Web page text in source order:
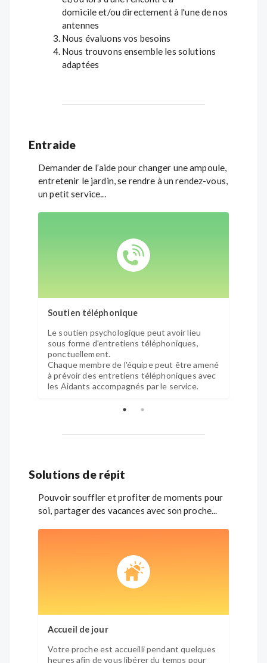
domicile et/ou directement à l'une de nos
antennes
Nous évaluons vos besoins
Nous trouvons ensemble les solutions
adaptées
Entraide
Demander de l’aide pour changer une ampoule,
entretenir le jardin, se rendre à un rendez-vous,
un petit service...
Soutien téléphonique
Le soutien psychologique peut avoir lieu
sous forme d'entretiens téléphoniques,
ponctuellement.
Chaque membre de l'équipe peut être amené
à prévoir des entretiens téléphoniques avec
les Aidants accompagnés par le service.
Solutions de répit
Pouvoir souffler et profiter de moments pour
soi, partager des vacances avec son proche...
Accueil de jour
Votre proche est accueilli pendant quelques
heures afin de vous libérer du temps pour